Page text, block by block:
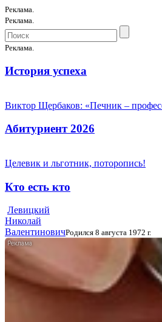
Реклама.
Реклама.
Реклама.
История успеха
Виктор Щербаков: «Печник –
Абитуриент 2026
Целевик и льготник, поторопись!
Кто есть кто
Левицкий
Николай
ВалентиновичРодился 8 августа 1972 г.